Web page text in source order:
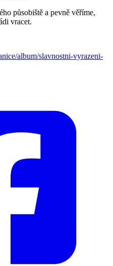
působiště a pevně věříme,
vracet.
album/slavnostni-vyrazeni-